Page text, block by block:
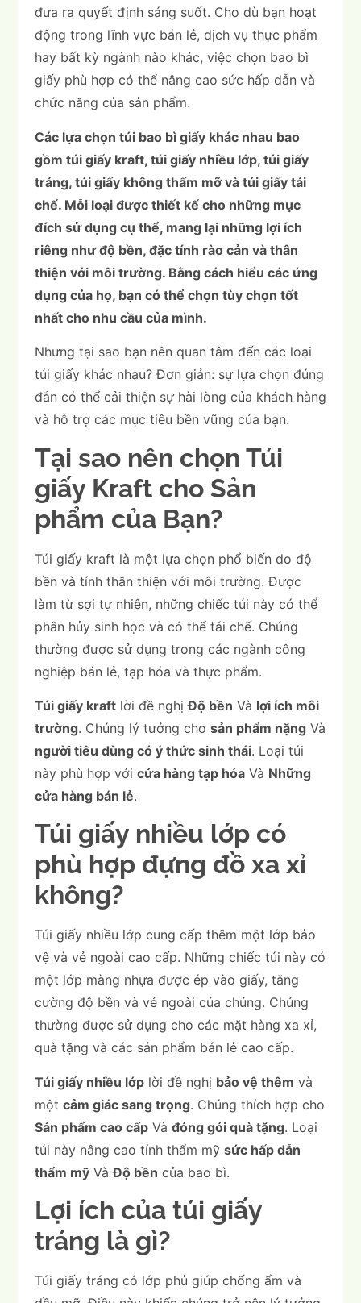
đưa ra quyết định sáng suốt. Cho dù bạn hoạt
động trong lĩnh vực bán lẻ, dịch vụ thực phẩm
hay bất kỳ ngành nào khác, việc chọn bao bì
giấy phù hợp có thể nâng cao sức hấp dẫn và
chức năng của sản phẩm.
Các lựa chọn túi bao bì giấy khác nhau bao
gồm túi giấy kraft, túi giấy nhiều lớp, túi giấy
tráng, túi giấy không thấm mỡ và túi giấy tái
chế. Mỗi loại được thiết kế cho những mục
đích sử dụng cụ thể, mang lại những lợi ích
riêng như độ bền, đặc tính rào cản và thân
thiện với môi trường. Bằng cách hiểu các ứng
dụng của họ, bạn có thể chọn tùy chọn tốt
nhất cho nhu cầu của mình.
Nhưng tại sao bạn nên quan tâm đến các loại
túi giấy khác nhau? Đơn giản: sự lựa chọn đúng
đắn có thể cải thiện sự hài lòng của khách hàng
và hỗ trợ các mục tiêu bền vững của bạn.
Tại sao nên chọn Túi
giấy Kraft cho Sản
phẩm của Bạn?
Túi giấy kraft là một lựa chọn phổ biến do độ
bền và tính thân thiện với môi trường. Được
làm từ sợi tự nhiên, những chiếc túi này có thể
phân hủy sinh học và có thể tái chế. Chúng
thường được sử dụng trong các ngành công
nghiệp bán lẻ, tạp hóa và thực phẩm.
Túi giấy kraftlời đề nghịĐộ bền Và lợi ích môi
trường. Chúng lý tưởng cho sản phẩm nặngVà
người tiêu dùng có ý thức sinh thái. Loại túi
này phù hợp với cửa hàng tạp hóaVà Những
cửa hàng bán lẻ.
Túi giấy nhiều lớp có
phù hợp đựng đồ xa xỉ
không?
Túi giấy nhiều lớp cung cấp thêm một lớp bảo
vệ và vẻ ngoài cao cấp. Những chiếc túi này có
một lớp màng nhựa được ép vào giấy, tăng
cường độ bền và vẻ ngoài của chúng. Chúng
thường được sử dụng cho các mặt hàng xa xỉ,
quà tặng và các sản phẩm bán lẻ cao cấp.
Túi giấy nhiều lớplời đề nghị bảo vệ thêm và
một cảm giác sang trọng. Chúng thích hợp cho
Sản phẩm cao cấpVà đóng gói quà tặng. Loại
túi này nâng cao tính thẩm mỹ sức hấp dẫn
thẩm mỹVàĐộ bền của bao bì.
Lợi ích của túi giấy
tráng là gì?
Túi giấy tráng có lớp phủ giúp chống ẩm và